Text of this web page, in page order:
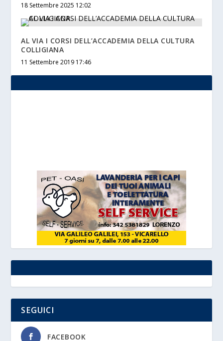
18 Settembre 2025 12:02
AL VIA I CORSI DELL’ACCADEMIA DELLA CULTURA
COLLIGIANA
11 Settembre 2019 17:46
SEGUICI
FACEBOOK